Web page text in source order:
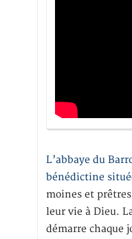
L’abbaye du
bénédictine
moines et
leur vie à Dieu.
démarre chaque